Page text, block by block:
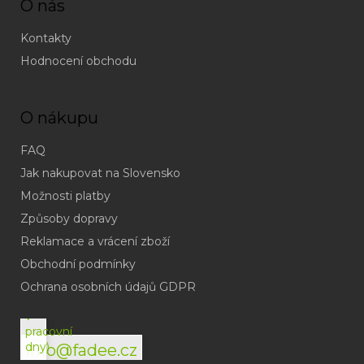
O nás
Kontakty
Hodnocení obchodu
O nákupu
FAQ
Jak nakupovat na Slovensko
Možnosti platby
Způsoby dopravy
Reklamace a vrácení zboží
Obchodní podmínky
Ochrana osobních údajů GDPR
info@fadee.cz
(odpověď
do
v
pracovní
dny)
(Po-